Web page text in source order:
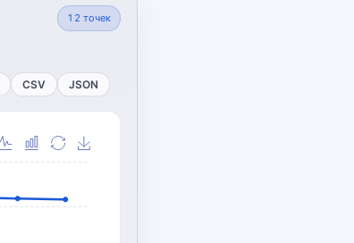
12 точек
CSV JSON